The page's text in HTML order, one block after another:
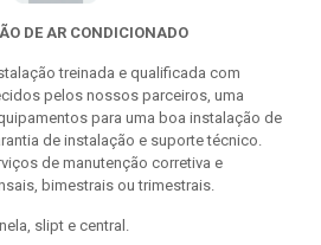
DE AR CONDICIONADO
treinada e qualificada com
pelos nossos parceiros, uma
para uma boa instalação de
de instalação e suporte técnico.
de manutenção corretiva e
bimestrais ou trimestrais.
slipt e central.